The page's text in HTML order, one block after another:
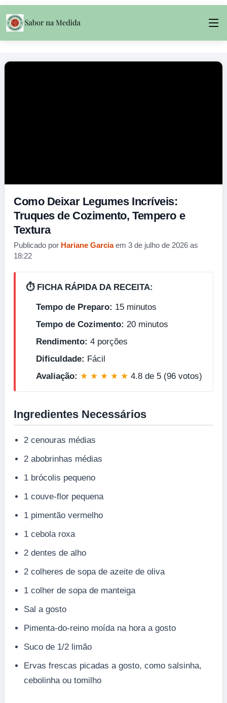
Como Deixar Legumes Incríveis:
Truques de Cozimento, Tempero e
Textura
Publicado por Hariane Garciaem 3 de julho de 2026 as
18:22
⏱️ FICHA RÁPIDA DA RECEITA:
Tempo de Preparo: 15 minutos
Tempo de Cozimento: 20 minutos
Rendimento: 4 porções
Dificuldade: Fácil
Avaliação: ★ ★ ★ ★ ★ 4.8 de 5 (96 votos)
Ingredientes Necessários
2 cenouras médias
2 abobrinhas médias
1 brócolis pequeno
1 couve-flor pequena
1 pimentão vermelho
1 cebola roxa
2 dentes de alho
2 colheres de sopa de azeite de oliva
1 colher de sopa de manteiga
Sal a gosto
Pimenta-do-reino moída na hora a gosto
Suco de 1/2 limão
Ervas frescas picadas a gosto, como salsinha,
cebolinha ou tomilho